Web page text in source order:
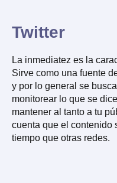
Twitter
La inmediatez es la
Sirve como una fuente
y por lo general se
monitorear lo que se
mantener al tanto a tu
cuenta que el contenido
tiempo que otras redes.